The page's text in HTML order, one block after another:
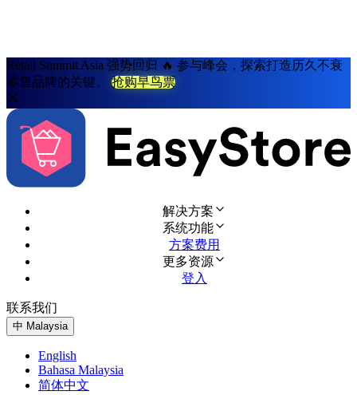
Retail Summit Asia 强势回归 🔥 参与峰会，探索打造历久不衰
零售品牌的关键。
抢购早鸟票
解决方案
系统功能
方案费用
更多资源
登入
联系我们
中 Malaysia
English
Bahasa Malaysia
简体中文